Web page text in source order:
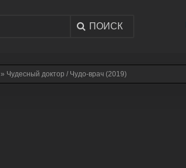
» Чудесный доктор / Чудо-врач (2019)
ПОИСК